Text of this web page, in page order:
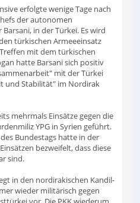
erfolgte wenige Tage nach
der autonomen
in der Türkei. Es wird
türkischen Armeeeinsatz
mit dem türkischen
hatte Barsani sich positiv
mit der Türkei
und Stabilität" im Nordirak
mehrmals Einsätze gegen die
YPG in Syrien geführt.
Bundestags hatte in der
bezweifelt, dass diese
sind.
in den nordirakischen Kandil-
wieder militärisch gegen